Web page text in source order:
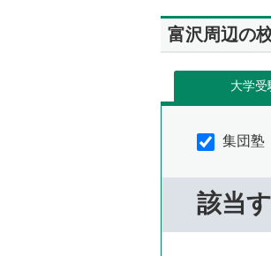
富沢周辺の
大学受
集団塾
該当